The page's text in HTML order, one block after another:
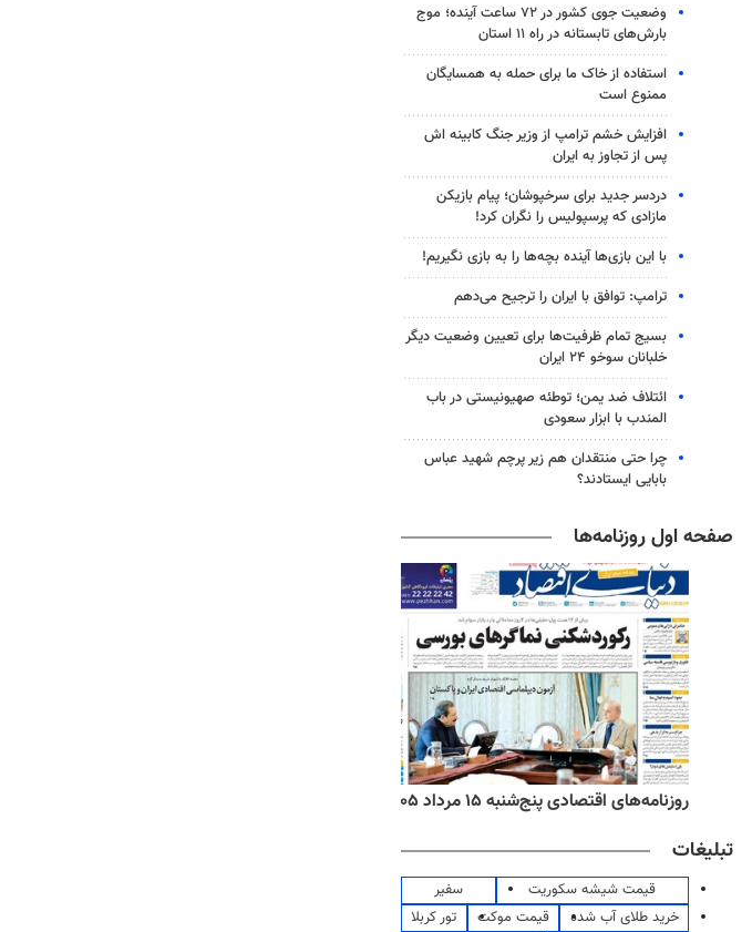
وضعیت جوی کشور در ۷۲ ساعت آینده؛ موج
بارش‌های تابستانه در راه ۱۱ استان
استفاده از خاک ما برای حمله به همسایگان
ممنوع است
افزایش خشم ترامپ از وزیر جنگ کابینه اش
پس از تجاوز به ایران
دردسر جدید برای سرخپوشان؛ پیام بازیکن
مازادی که پرسپولیس را نگران کرد!
با این بازی‌ها آینده بچه‌ها را به بازی نگیریم!
ترامپ: توافق با ایران را ترجیح می‌دهم
بسیج تمام ظرفیت‌ها برای تعیین وضعیت دیگر
خلبانان سوخو ۲۴ ایران
ائتلاف ضد یمن؛ توطئه صهیونیستی در باب
المندب با ابزار سعودی
چرا حتی منتقدان هم زیر پرچم شهید عباس
بابایی ایستادند؟
صفحه اول روزنامه‌ها
روزنامه‌های اقتصادی پنج‌شنبه ۱۵ مرداد ۱۴۰۵
تبلیغات
قیمت شیشه سکوریت
سفیر
خرید طلای آب شده
قیمت موکت
تور کربلا